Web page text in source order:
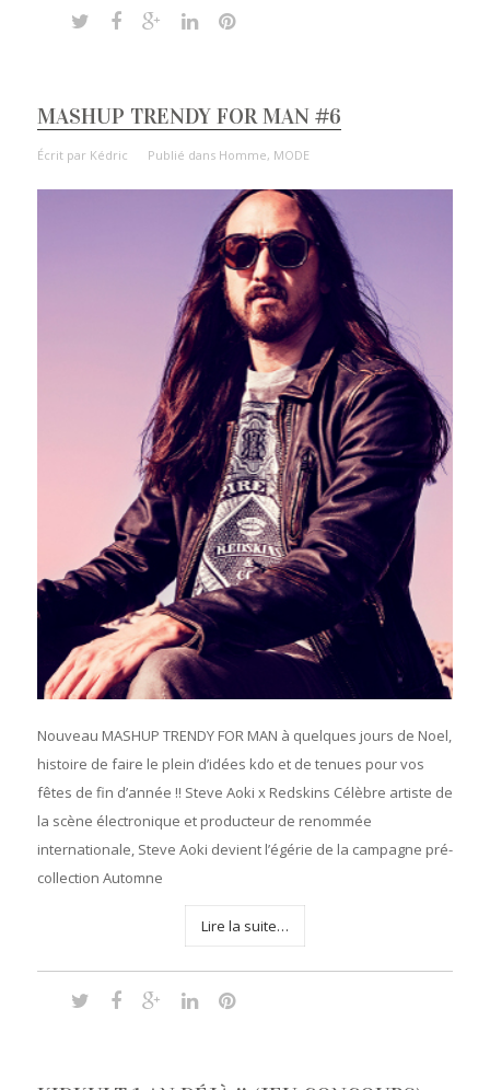
MASHUP TRENDY FOR MAN #6
Écrit par Kédric Publié dans Homme, MODE
Nouveau MASHUP TRENDY FOR MAN à quelques jours de Noel,
histoire de faire le plein d’idées kdo et de tenues pour vos
fêtes de fin d’année !! Steve Aoki x Redskins Célèbre artiste de
la scène électronique et producteur de renommée
internationale, Steve Aoki devient l’égérie de la campagne pré-
collection Automne
Lire la suite…